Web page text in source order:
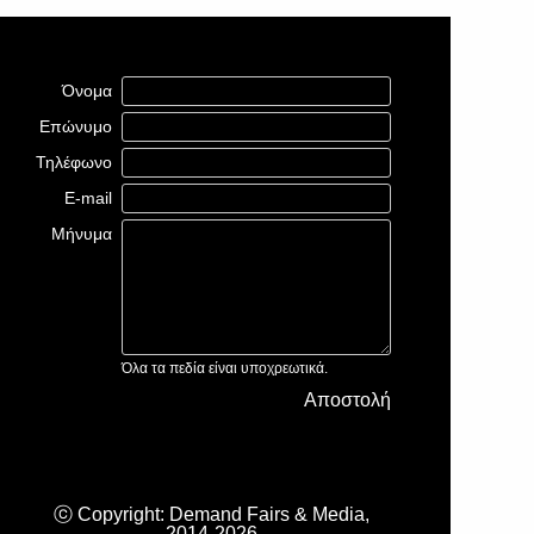
Όνομα
Επώνυμο
Τηλέφωνο
E-mail
Μήνυμα
Όλα τα πεδία είναι υποχρεωτικά.
Αποστολή
ⓒ Copyright: Demand Fairs & Media,